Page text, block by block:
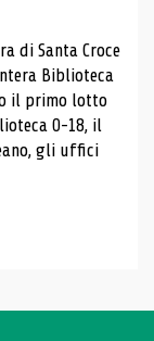
di Santa Croce
Biblioteca
il primo lotto
0-18, il
gli uffici